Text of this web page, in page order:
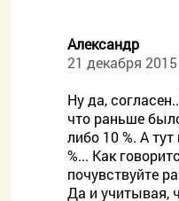
Александр
21 декабря
Ну да,
что раньше
либо 10 %. А тут
%... Как
почувствуйте
Да и учитывая,